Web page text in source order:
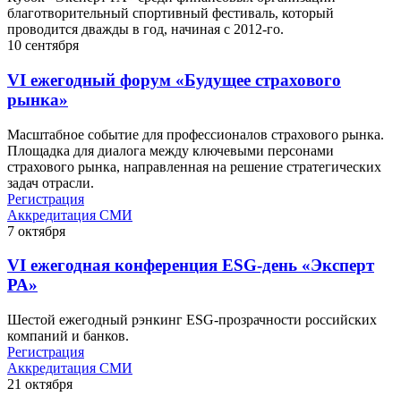
благотворительный спортивный фестиваль, который
проводится дважды в год, начиная с 2012-го.
10 сентября
VI ежегодный форум «Будущее страхового
рынка»
Масштабное событие для профессионалов страхового рынка.
Площадка для диалога между ключевыми персонами
страхового рынка, направленная на решение стратегических
задач отрасли.
Регистрация
Аккредитация СМИ
7 октября
VI ежегодная конференция ESG-день «Эксперт
РА»
Шестой ежегодный рэнкинг ESG-прозрачности российских
компаний и банков.
Регистрация
Аккредитация СМИ
21 октября